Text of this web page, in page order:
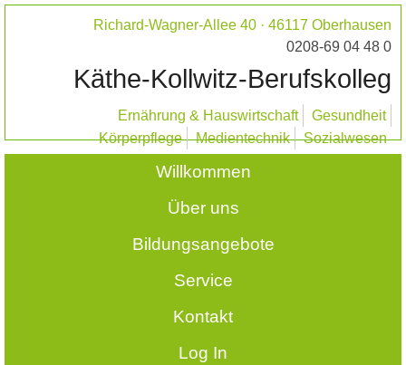
Richard-Wagner-Allee 40 · 46117 Oberhausen
0208-69 04 48 0
Käthe-Kollwitz-Berufskolleg
Ernährung & Hauswirtschaft
Gesundheit
Körperpflege
Medientechnik Sozialwesen
Willkommen
Über uns
Bildungsangebote
Service
Kontakt
Log In